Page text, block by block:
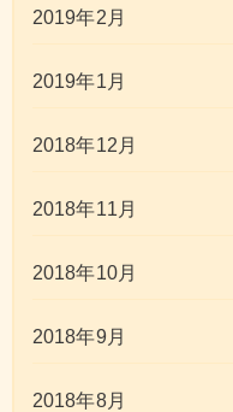
2019年2月
2019年1月
2018年12月
2018年11月
2018年10月
2018年9月
2018年8月